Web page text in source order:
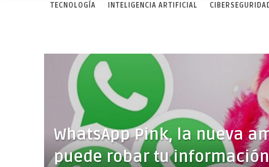
TECNOLOGÍA INTELIGENCIA ARTIFICIAL
WhatsApp Pink, la nueva
puede robar tu información